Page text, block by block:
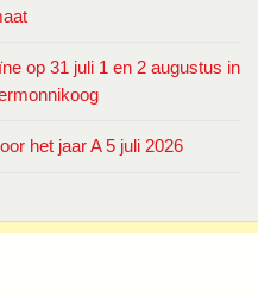
op 31 juli 1 en 2 augustus in
het jaar A 5 juli 2026